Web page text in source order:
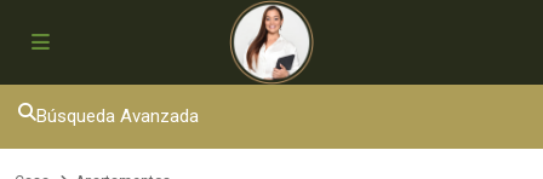
Búsqueda Avanzada